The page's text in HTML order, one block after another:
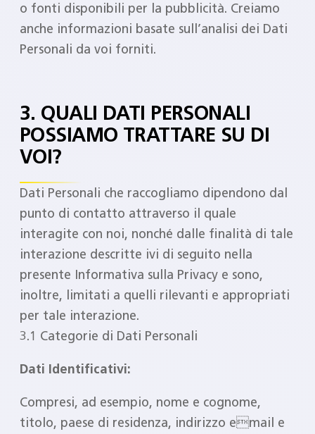
o fonti disponibili per la pubblicità. Creiamo
anche informazioni basate sull’analisi dei Dati
Personali da voi forniti.
3. QUALI DATI PERSONALI
POSSIAMO TRATTARE SU DI
VOI?
Dati Personali che raccogliamo dipendono dal
punto di contatto attraverso il quale
interagite con noi, nonché dalle finalità di tale
interazione descritte ivi di seguito nella
presente Informativa sulla Privacy e sono,
inoltre, limitati a quelli rilevanti e appropriati
per tale interazione.
3.1 Categorie di Dati Personali
Dati Identificativi:
Compresi, ad esempio, nome e cognome,
titolo, paese di residenza, indirizzo email e